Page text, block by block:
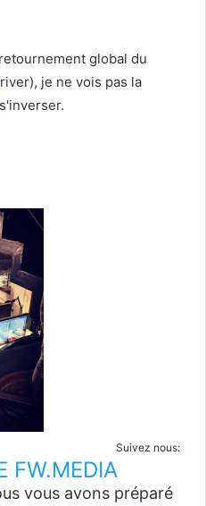
global du
je ne vois pas la
s'inverser.
Suivez nous:
FW.MEDIA
vous avons préparé